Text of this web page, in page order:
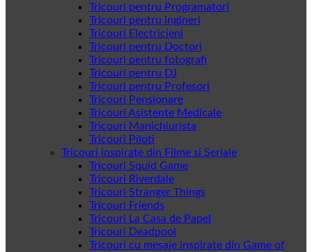
Tricouri pentru Programatori
Tricouri pentru ingineri
Tricouri Electricieni
Tricouri pentru Doctori
Tricouri pentru fotografi
Tricouri pentru DJ
Tricouri pentru Profesori
Tricouri Pensionare
Tricouri Asistente Medicale
Tricouri Manichiurista
Tricouri Piloti
Tricouri inspirate din Filme si Seriale
Tricouri Squid Game
Tricouri Riverdale
Tricouri Stranger Things
Tricouri Friends
Tricouri La Casa de Papel
Tricouri Deadpool
Tricouri cu mesaje inspirate din Game of